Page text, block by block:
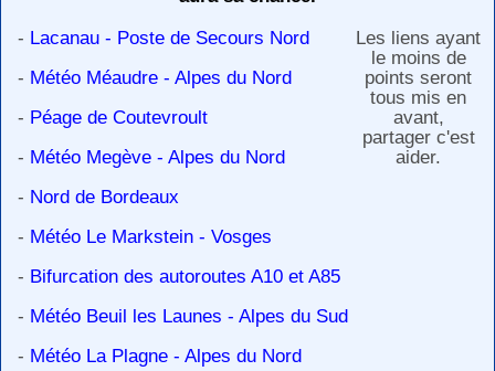
- Lacanau - Poste de Secours Nord
- Météo Méaudre - Alpes du Nord
- Péage de Coutevroult
- Météo Megève - Alpes du Nord
- Nord de Bordeaux
- Météo Le Markstein - Vosges
- Bifurcation des autoroutes A10 et A85
- Météo Beuil les Launes - Alpes du Sud
- Météo La Plagne - Alpes du Nord
Les liens ayant
le moins de
points seront
tous mis en
avant,
partager c'est
aider.